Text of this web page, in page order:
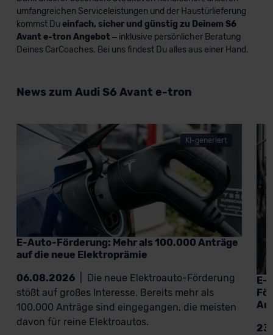
umfangreichen Serviceleistungen und der Haustürlieferung
kommst Du einfach, sicher und günstig zu Deinem S6
Avant e-tron Angebot – inklusive persönlicher Beratung
Deines CarCoaches. Bei uns findest Du alles aus einer Hand.
News zum Audi S6 Avant e-tron
KI-generiert
E-Auto-Förderung: Mehr als 100.000 Anträge
auf die neue Elektroprämie
06.08.2026
Die neue Elektroauto-Förderung
stößt auf großes Interesse. Bereits mehr als
100.000 Anträge sind eingegangen, die meisten
davon für reine Elektroautos.
E-